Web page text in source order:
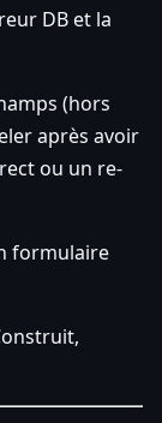
DB et la
(hors
après avoir
ou un re-
formulaire